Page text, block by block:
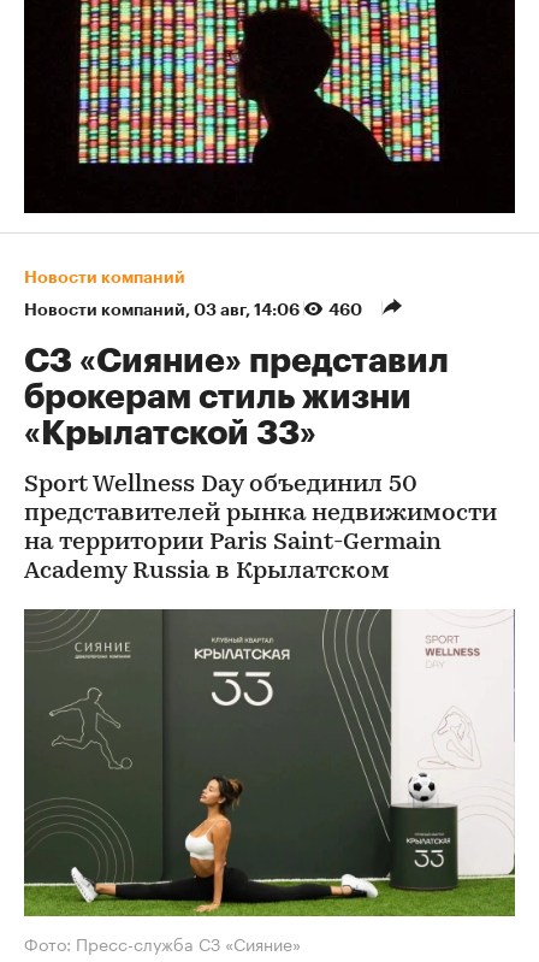
Новости компаний
Новости компаний⁠, 03 авг, 14:06 460
СЗ «Сияние» представил
брокерам стиль жизни
«Крылатской 33»
Sport Wellness Day объединил 50
представителей рынка недвижимости
на территории Paris Saint-Germain
Academy Russia в Крылатском
Фото: Пресс-служба СЗ «Сияние»